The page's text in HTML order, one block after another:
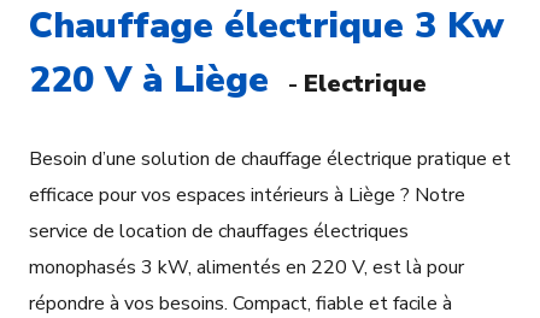
Chauffage électrique 3 Kw
220 V à Liège
- Electrique
Besoin d’une solution de chauffage électrique pratique et
efficace pour vos espaces intérieurs à Liège ? Notre
service de location de chauffages électriques
monophasés 3 kW, alimentés en 220 V, est là pour
répondre à vos besoins. Compact, fiable et facile à